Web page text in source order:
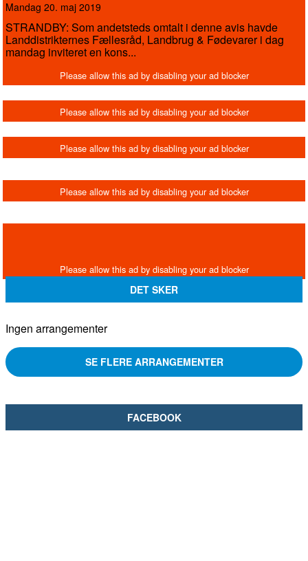
mandag 20. maj 2019
STRANDBY: Som andetsteds omtalt i denne avis havde
Landdistrikternes Fællesråd, Landbrug & Fødevarer i dag
mandag inviteret en kons...
DET SKER
Ingen arrangementer
SE FLERE ARRANGEMENTER
FACEBOOK